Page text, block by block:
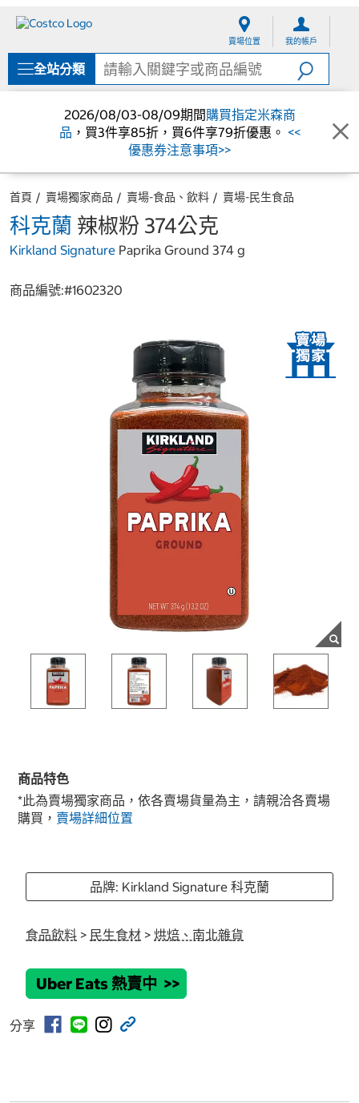
單
賣場位置 我的帳戶
全站分類
2026/08/03-08/09期間購買指定米森商
品 ，買3件享85折，買6件享79折優惠。 <<
優惠券注意事項>>
首頁 賣場獨家商品 賣場-食品、飲料 賣場-民生食品
科克蘭 辣椒粉 374公克
Kirkland Signature Paprika Ground 374 g
商品編號:#1602320
商品特色
*此為賣場獨家商品，依各賣場貨量為主，請親洽各賣場
購買， 賣場詳細位置
品牌: Kirkland Signature 科克蘭
食品飲料 > 民生食材 > 烘焙、南北雜貨
Uber Eats 熱賣中 >>
分享